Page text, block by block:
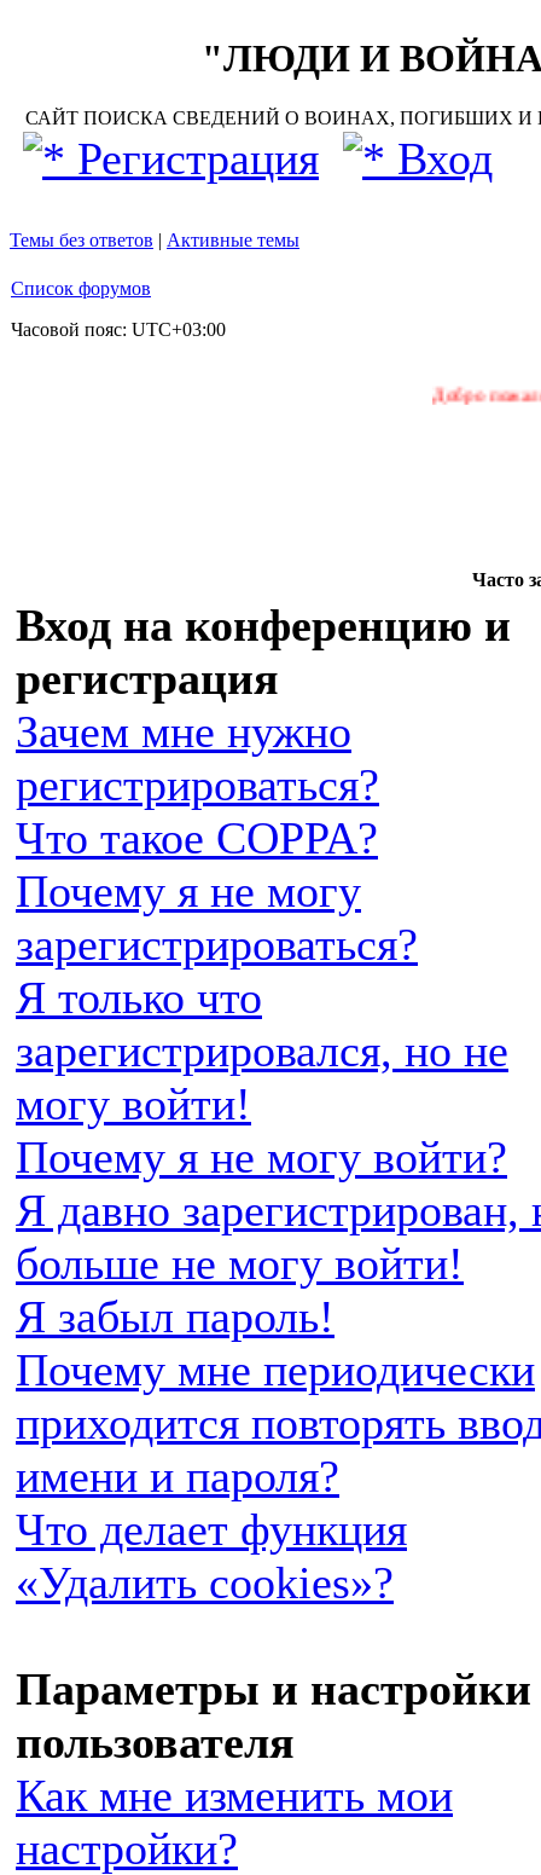
"ЛЮДИ И ВОЙНА"
САЙТ ПОИСКА СВЕДЕНИЙ О ВОИНАХ, ПОГИБШИХ И
Регистрация Вход
Темы без ответов | Активные темы
Список форумов
Часовой пояс: UTC+03:00
Добро пожаловать на
Часто
Вход на конференцию и
регистрация
Зачем мне нужно
регистрироваться?
Что такое COPPA?
Почему я не могу
зарегистрироваться?
Я только что
зарегистрировался, но не
могу войти!
Почему я не могу войти?
Я давно зарегистрирован,
больше не могу войти!
Я забыл пароль!
Почему мне периодически
приходится повторять
имени и пароля?
Что делает функция
«Удалить cookies»?
Параметры и настройки
пользователя
Как мне изменить мои
настройки?